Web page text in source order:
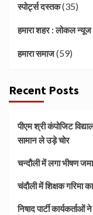
स्पोर्ट्स दस्तक(35)
हमारा शहर : लोकल न्यूज
हमारा समाज(59)
Recent Posts
पीएम श्री कंपोजिट
सामान ले उड़े चोर
चन्दौली में लगा भीषण जमा
चंदौली में शिक्षक गरिमा
निषाद पार्टी